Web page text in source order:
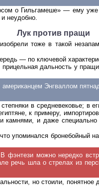
о Гильгамеше» — ему
неудобно.
Лук против пращи
тоже в такой
— по ключевой
дальность у
Энгваллом
в средневековье; в
к примеру,
и даже
упоминался бронебойный
В фэнтези можно нередко
речь шла о стрелах из
но стоили,